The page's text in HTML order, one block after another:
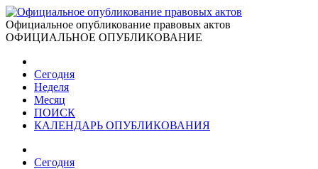
Официальное опубликование правовых актов
ОФИЦИАЛЬНОЕ ОПУБЛИКОВАНИЕ
Сегодня
Неделя
Месяц
ПОИСК
КАЛЕНДАРЬ ОПУБЛИКОВАНИЯ
Сегодня